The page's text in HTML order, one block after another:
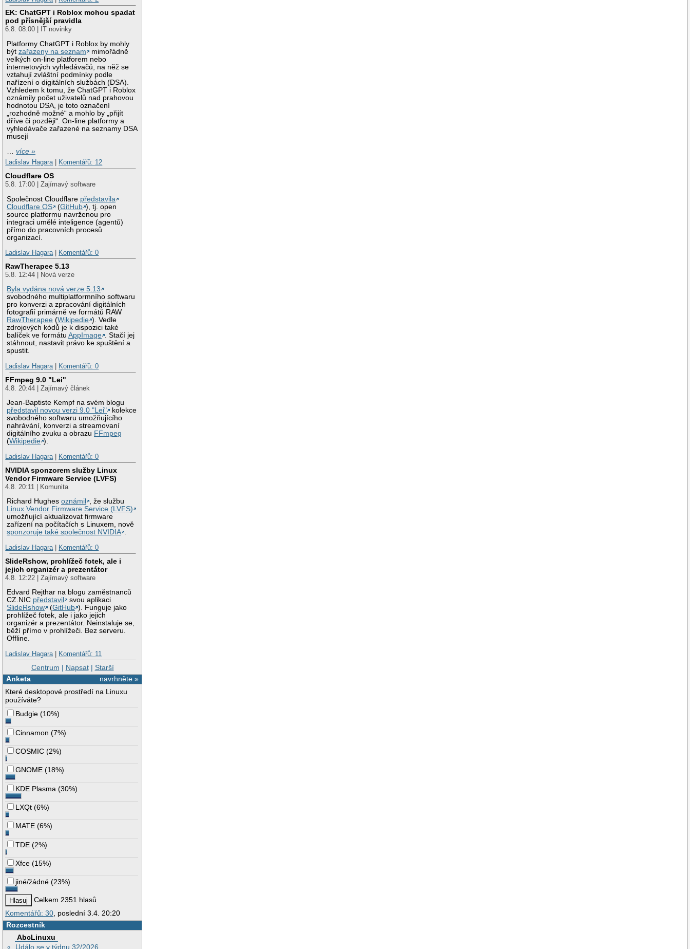
EK: ChatGPT i Roblox mohou spadat
pod přísnější pravidla
6.8. 08:00 | IT novinky
Platformy ChatGPT i Roblox by mohly
býtzařazeny na seznam
mimořádně
velkých on-line platforem nebo
internetových vyhledávačů, na něž se
vztahují zvláštní podmínky podle
nařízení o digitálních službách (DSA).
Vzhledem k tomu, že ChatGPT i Roblox
oznámily počet uživatelů nad prahovou
hodnotou DSA, je toto označení
„rozhodně možné“ a mohlo by „přijít
dříve či později“. On-line platformy a
vyhledávače zařazené na seznamy DSA
musejí
…více »
Ladislav Hagara| Komentářů: 12
Cloudflare OS
5.8. 17:00 | Zajímavý software
Společnost Cloudflare představila
Cloudflare OS
(GitHub ), tj. open
source platformu navrženou pro
integraci umělé inteligence (agentů)
přímo do pracovních procesů
organizací.
Ladislav Hagara| Komentářů: 0
RawTherapee 5.13
5.8. 12:44 | Nová verze
Byla vydána nová verze 5.13
svobodného multiplatformního softwaru
pro konverzi a zpracování digitálních
fotografií primárně ve formátů RAW
RawTherapee (Wikipedie ). Vedle
zdrojových kódů je k dispozici také
balíček ve formátuAppImage . Stačí jej
stáhnout, nastavit právo ke spuštění a
spustit.
Ladislav Hagara| Komentářů: 0
FFmpeg 9.0 "Lei"
4.8. 20:44 | Zajímavý článek
Jean-Baptiste Kempf na svém blogu
představil novou verzi 9.0 "Lei"
kolekce
svobodného softwaru umožňujícího
nahrávání, konverzi a streamovaní
digitálního zvuku a obrazu FFmpeg
(Wikipedie ).
Ladislav Hagara| Komentářů: 0
NVIDIA sponzorem služby Linux
Vendor Firmware Service (LVFS)
4.8. 20:11 | Komunita
Richard Hughesoznámil
, že službu
Linux Vendor Firmware Service (LVFS)
umožňující aktualizovat firmware
zařízení na počítačích s Linuxem, nově
sponzoruje také společnost NVIDIA .
Ladislav Hagara| Komentářů: 0
SlideRshow, prohlížeč fotek, ale i
jejich organizér a prezentátor
4.8. 12:22 | Zajímavý software
Edvard Rejthar na blogu zaměstnanců
CZ.NIC představil
svou aplikaci
SlideRshow
(GitHub ). Funguje jako
prohlížeč fotek, ale i jako jejich
organizér a prezentátor. Neinstaluje se,
běží přímo v prohlížeči. Bez serveru.
Offline.
Ladislav Hagara| Komentářů: 11
Centrum | Napsat| Starší
navrhněte »
Anketa
Které desktopové prostředí na Linuxu
používáte?
Budgie (10%)
Cinnamon (7%)
COSMIC (2%)
GNOME (18%)
KDE Plasma (30%)
LXQt (6%)
MATE (6%)
TDE (2%)
Xfce (15%)
jiné/žádné (23%)
Celkem 2351 hlasů
Komentářů: 30 , poslední 3.4. 20:20
Rozcestník
AbcLinuxu
Událo se v týdnu 32/2026